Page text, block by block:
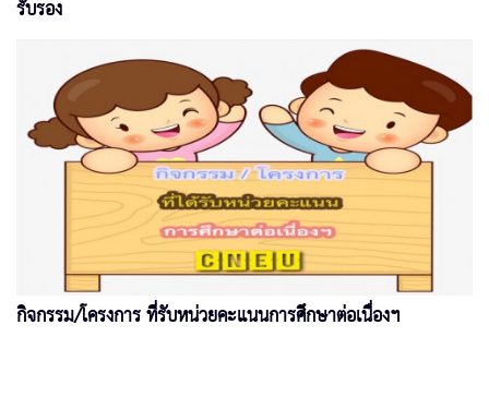
รับรอง
กิจกรรม/โครงการ ที่รับหน่วยคะแนนการศึกษาต่อเนื่องฯ